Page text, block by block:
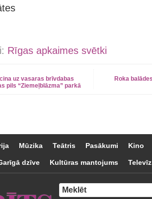
Rīgas apkaimes svētki
uz vasaras brīvdabas
pils “Ziemeļblāzma” parkā
Roka
Mūzika Teātris Pasākumi Kino
dzīve Kultūras mantojums